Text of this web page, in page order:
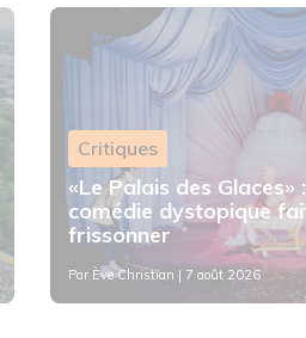
Critiques
«Le Palais des Glaces»
comédie dystopique
frissonner
Par Ève Christian | 7 août 2026